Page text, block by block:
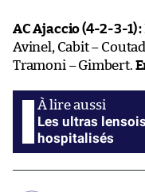
AC Ajaccio (4-2-3-1) :
Avinel, Cabit –
Tramoni – Gimbert.
Les ultras
hospitalisés